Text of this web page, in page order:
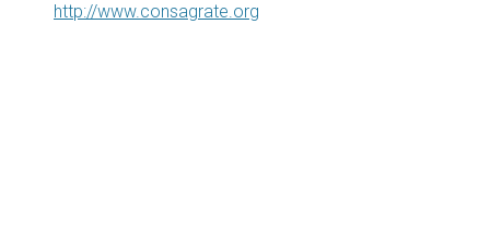
http://www.consagrate.org